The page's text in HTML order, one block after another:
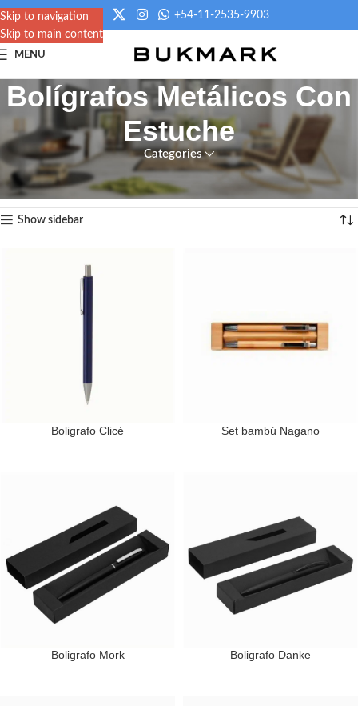
Skip to navigation
Skip to main content
+54-11-2535-9903
MENU
Bolígrafos Metálicos Con
Estuche
Categories
Inicio Escritura /
Bolígrafos Metálicos Con Estuche
Mostrando 1–12 de 19 resultados
Show sidebar
Boligrafo Clicé Set bambú Nagano
Boligrafo Mork Boligrafo Danke